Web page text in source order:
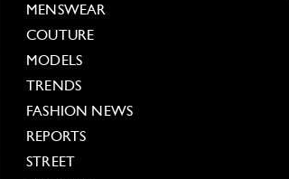
MENSWEAR
COUTURE
MODELS
TRENDS
FASHION NEWS
REPORTS
STREET